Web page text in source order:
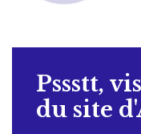
Pssstt,
du site